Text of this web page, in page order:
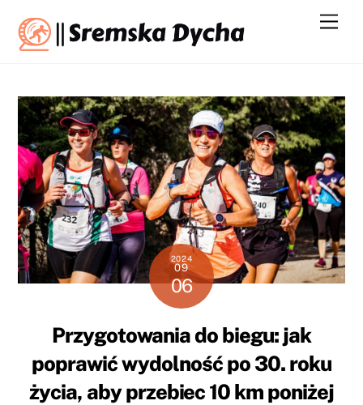
content
2024
09
06
Przygotowania do biegu: jak
poprawić wydolność po 30. roku
życia, aby przebiec 10 km poniżej